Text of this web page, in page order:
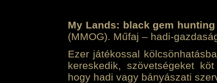
My Lands: black gem hunting
(MMOG). Műfaj – hadi-
Ezer játékossal
kereskedik, szövetségeket
hogy hadi vagy bányászati